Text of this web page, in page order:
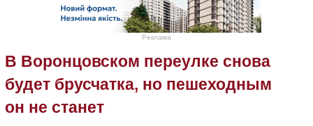
Реклама
В Воронцовском переулке снова
будет брусчатка, но пешеходным
он не станет